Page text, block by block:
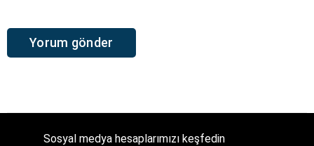
Sosyal medya hesaplarımızı keşfedin